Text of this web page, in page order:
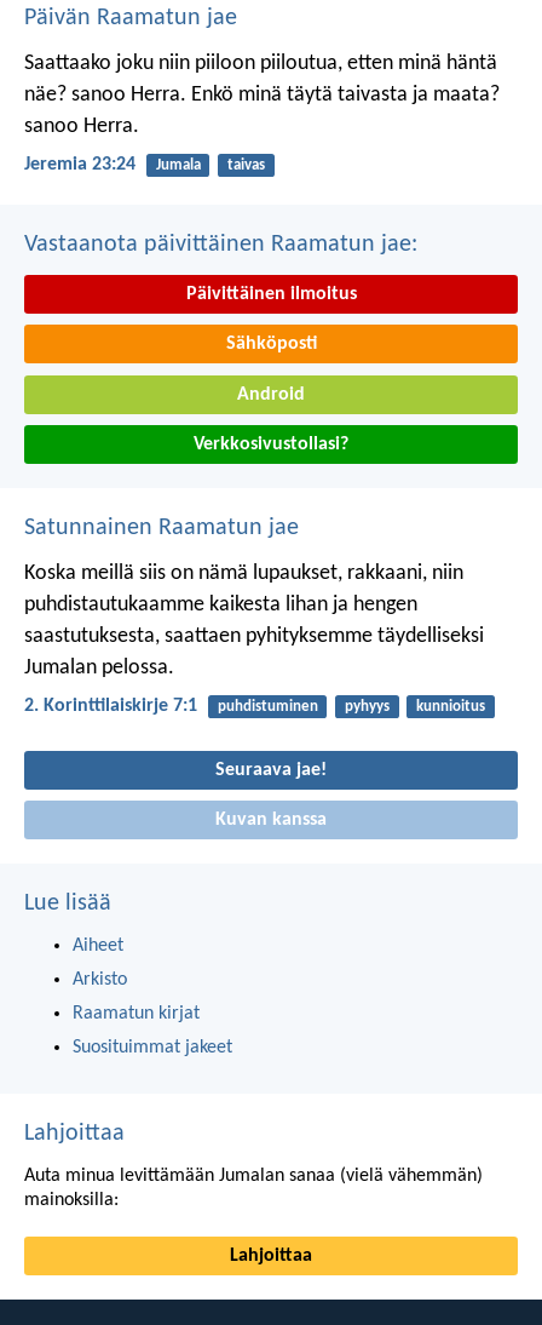
Päivän Raamatun jae
Saattaako joku niin piiloon piiloutua, etten minä häntä
näe? sanoo Herra. Enkö minä täytä taivasta ja maata?
sanoo Herra.
Jeremia 23:24 Jumala taivas
Vastaanota päivittäinen Raamatun jae:
Päivittäinen ilmoitus
Sähköposti
Android
Verkkosivustollasi?
Satunnainen Raamatun jae
Koska meillä siis on nämä lupaukset, rakkaani, niin
puhdistautukaamme kaikesta lihan ja hengen
saastutuksesta, saattaen pyhityksemme täydelliseksi
Jumalan pelossa.
2. Korinttilaiskirje 7:1 puhdistuminen pyhyys kunnioitus
Seuraava jae!
Kuvan kanssa
Lue lisää
Aiheet
Arkisto
Raamatun kirjat
Suosituimmat jakeet
Lahjoittaa
Auta minua levittämään Jumalan sanaa (vielä vähemmän)
mainoksilla:
Lahjoittaa